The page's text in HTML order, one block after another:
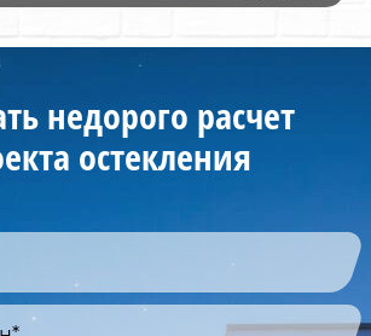
недорого расчет
остекления